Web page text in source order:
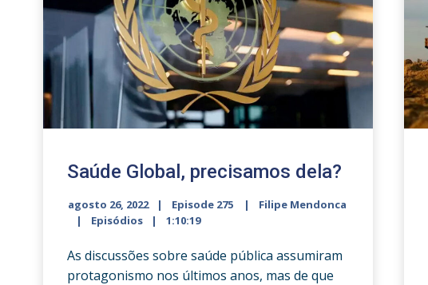
Saúde Global, precisamos dela?
agosto 26, 2022 Episode 275
Filipe Mendonca
Episódios
1:10:19
As discussões sobre saúde pública assumiram
protagonismo nos últimos anos, mas de que